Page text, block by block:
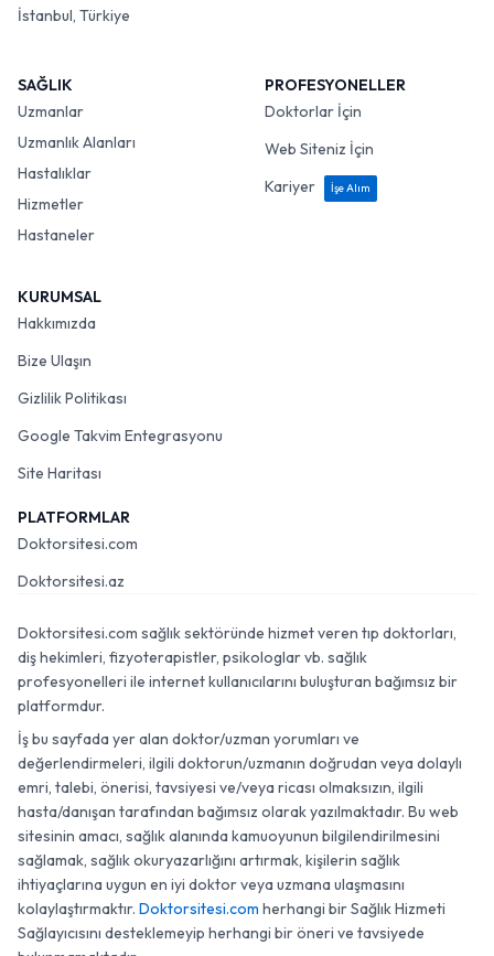
İstanbul, Türkiye
SAĞLIK
Uzmanlar
Uzmanlık Alanları
Hastalıklar
Hizmetler
Hastaneler
PROFESYONELLER
Doktorlar İçin
Web Siteniz İçin
Kariyer
İşe Alım
KURUMSAL
Hakkımızda
Bize Ulaşın
Gizlilik Politikası
Google Takvim Entegrasyonu
Site Haritası
PLATFORMLAR
Doktorsitesi.com
Doktorsitesi.az
Doktorsitesi.com sağlık sektöründe hizmet veren tıp doktorları,
diş hekimleri, fizyoterapistler, psikologlar vb. sağlık
profesyonelleri ile internet kullanıcılarını buluşturan bağımsız bir
platformdur.
İş bu sayfada yer alan doktor/uzman yorumları ve
değerlendirmeleri, ilgili doktorun/uzmanın doğrudan veya dolaylı
emri, talebi, önerisi, tavsiyesi ve/veya ricası olmaksızın, ilgili
hasta/danışan tarafından bağımsız olarak yazılmaktadır. Bu web
sitesinin amacı, sağlık alanında kamuoyunun bilgilendirilmesini
sağlamak, sağlık okuryazarlığını artırmak, kişilerin sağlık
ihtiyaçlarına uygun en iyi doktor veya uzmana ulaşmasını
kolaylaştırmaktır. Doktorsitesi.com herhangi bir Sağlık Hizmeti
Sağlayıcısını desteklemeyip herhangi bir öneri ve tavsiyede